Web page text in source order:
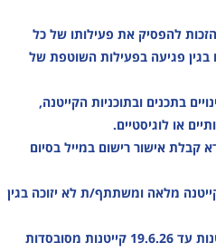
להפסיק את פעילותו של כל
פגיעה בפעילות השוטפת של
בתכנים ובתוכניות הקייטנה,
או לוגיסטיים.
קבלת אישור רישום במייל בסיום
מלאה ומשתתף/ת לא יזוכה בגין
הגשת בקשה לוועדת הנחות לקייטנות עד 19.6.26 קייטנות מסובסדות